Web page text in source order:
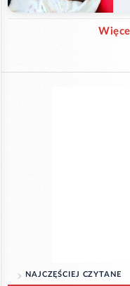
NAJCZĘŚCIEJ CZYTANE